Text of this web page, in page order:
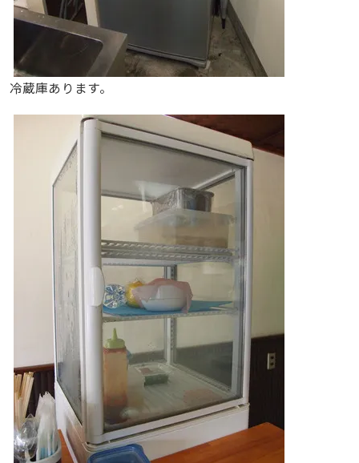
冷蔵庫あります。